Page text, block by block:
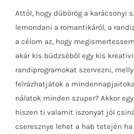
Attól, hogy dübörög a karácsonyi
lemondani a romantikáról, a
a célom az, hogy
akár kis büdzséből egy kis
randiprogramokat szervezni,
felrázhatjátok a
nálatok minden szuper? Akkor
hiszen ti valamit iszonyat jól
cseresznye lehet a hab tetején